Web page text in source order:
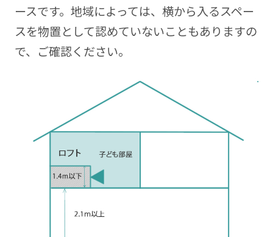
ースです。地域によっては、横から入るスペー
スを物置として認めていないこともありますの
で、ご確認ください。